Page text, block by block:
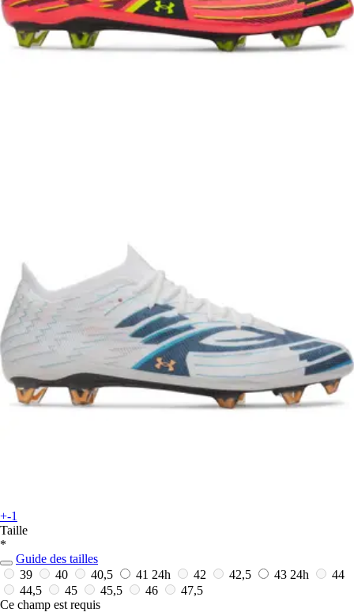
+-1
Taille
*
Guide des tailles
39
40 40,5 41 24h 42 42,5 43 24h
44
44,5
45 45,5 46
47,5
Ce champ est requis